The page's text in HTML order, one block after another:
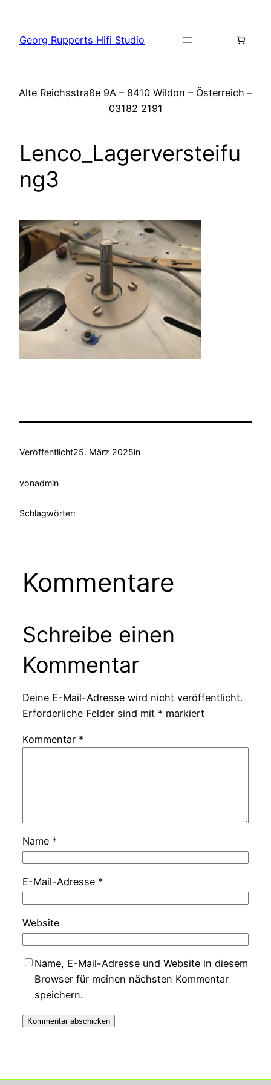
springen
Georg Rupperts Hifi Studio
Alte Reichsstraße 9A – 8410 Wildon – Österreich –
03182 2191
Lenco_Lagerversteifu
ng3
Veröffentlicht25. März 2025in
vonadmin
Schlagwörter:
Kommentare
Schreibe einen
Kommentar
Deine E-Mail-Adresse wird nicht veröffentlicht.
Erforderliche Felder sind mit * markiert
Kommentar *
Name *
E-Mail-Adresse *
Website
Name, E-Mail-Adresse und Website in diesem
Browser für meinen nächsten Kommentar
speichern.